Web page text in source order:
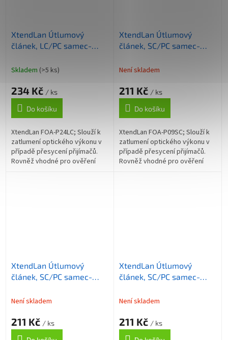
XtendLan Útlumový
článek, LC/PC samec-
Skladem (>5 ks)
234 Kč / ks
Do košíku
XtendLan FOA-P24LC; Slouží k
zatlumení optického výkonu v
případě přesycení přijímačů.
Rovněž vhodné pro ověření
XtendLan Útlumový
článek, SC/PC samec-
Není skladem
211 Kč / ks
Do košíku
XtendLan FOA-P09SC; Slouží k
zatlumení optického výkonu v
případě přesycení přijímačů.
Rovněž vhodné pro ověření
XtendLan Útlumový
článek, SC/PC samec-
Není skladem
211 Kč / ks
XtendLan Útlumový
článek, SC/PC samec-
Není skladem
211 Kč / ks